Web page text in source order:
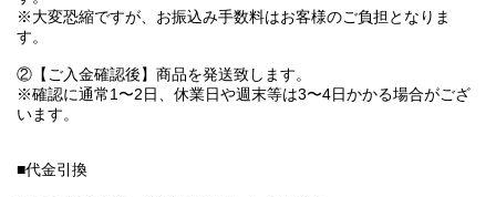
※大変恐縮ですが、お振込み手数料はお客様のご負担となりま
す。
②【ご入金確認後】商品を発送致します。
※確認に通常1〜2日、休業日や週末等は3〜4日かかる場合がござ
います。
■代金引換